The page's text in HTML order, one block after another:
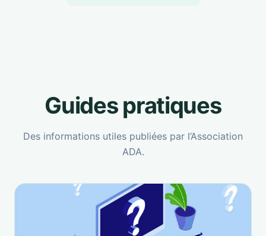
Guides pratiques
Des informations utiles publiées par l’Association
ADA.